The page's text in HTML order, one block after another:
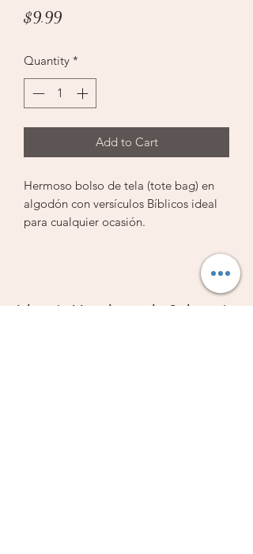
$9.99Price
Quantity *
Add to Cart
Hermoso bolso de tela (tote bag) en
algodón con versículos Bíblicos ideal
para cualquier ocasión.
- Diseño en ambos lados del bolso
Librería Vestiduras de Salvación